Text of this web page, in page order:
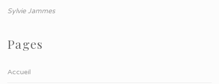
Sylvie Jammes
Pages
Accueil